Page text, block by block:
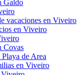
Galdo
vacaciones en Viveiro
en Viveiro
Covas
de Area
en Viveiro